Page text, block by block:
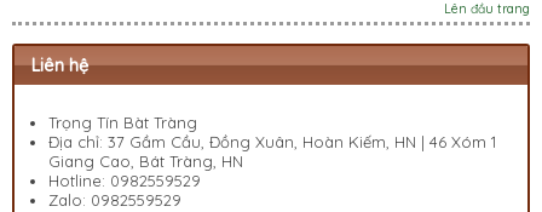
Lên đầu trang
Liên hệ
Trọng Tín Bàt Tràng
Địa chỉ: 37 Gầm Cầu, Đồng Xuân, Hoàn Kiếm, HN | 46 Xóm 1
Giang Cao, Bát Tràng, HN
Hotline: 0982559529
Zalo: 0982559529